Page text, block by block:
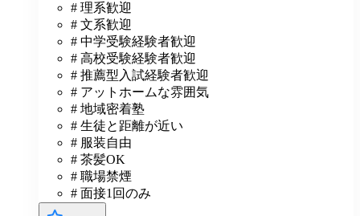
# 理系歓迎
# 文系歓迎
# 中学受験経験者歓迎
# 高校受験経験者歓迎
# 推薦型入試経験者歓迎
# アットホームな雰囲気
# 地域密着塾
# 生徒と距離が近い
# 服装自由
# 茶髪OK
# 職場禁煙
# 面接1回のみ